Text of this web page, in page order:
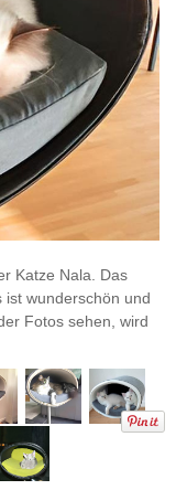
Katze Nala. Das
ist wunderschön und
Fotos sehen, wird